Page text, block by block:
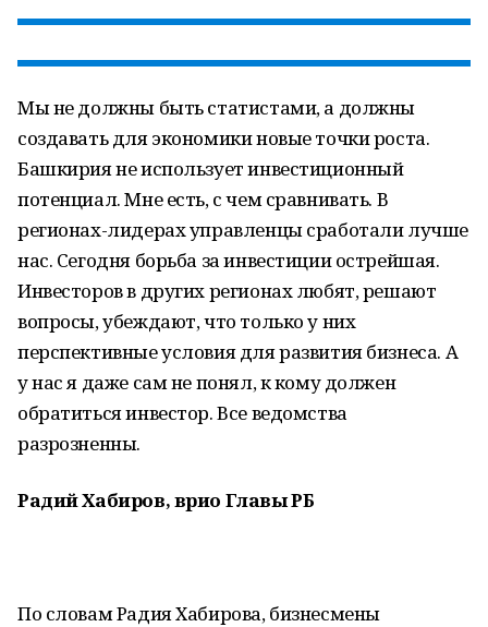
Мы не должны быть статистами, а должны
создавать для экономики новые точки роста.
Башкирия не использует инвестиционный
потенциал. Мне есть, с чем сравнивать. В
регионах-лидерах управленцы сработали лучше
нас. Сегодня борьба за инвестиции острейшая.
Инвесторов в других регионах любят, решают
вопросы, убеждают, что только у них
перспективные условия для развития бизнеса. А
у нас я даже сам не понял, к кому должен
обратиться инвестор. Все ведомства
разрозненны.
Радий Хабиров, врио Главы РБ
По словам Радия Хабирова, бизнесмены